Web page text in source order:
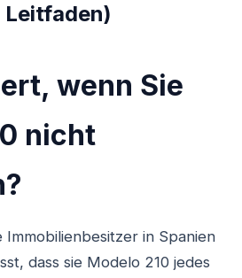
wenn Sie
nicht
Immobilienbesitzer in Spanien
dass sie Modelo 210 jedes